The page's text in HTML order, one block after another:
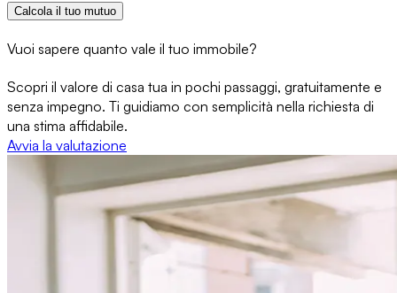
Calcola il tuo mutuo
Vuoi sapere quanto vale il tuo immobile?
Scopri il valore di casa tua in pochi passaggi, gratuitamente e
senza impegno. Ti guidiamo con semplicità nella richiesta di
una stima affidabile.
Avvia la valutazione